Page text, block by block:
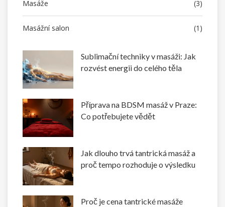
Masáže (3)
Masážní salon (1)
Sublimační techniky v masáži: Jak
rozvést energii do celého těla
Příprava na BDSM masáž v Praze:
Co potřebujete vědět
Jak dlouho trvá tantrická masáž a
proč tempo rozhoduje o výsledku
Proč je cena tantrické masáže